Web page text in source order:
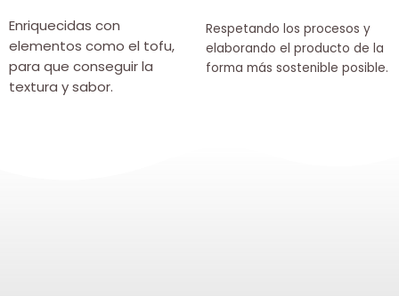
Enriquecidas con
elementos como el tofu,
para que conseguir la
textura y sabor.
Respetando los procesos y
elaborando el producto de la
forma más sostenible posible.